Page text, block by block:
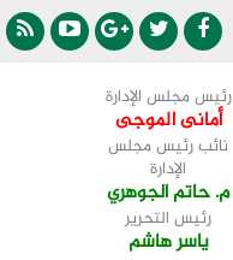
رئيس مجلس الإدارة
أمانى الموجى
نائب رئيس مجلس
الإدارة
م. حاتم الجوهري
رئيس التحرير
ياسر هاشم